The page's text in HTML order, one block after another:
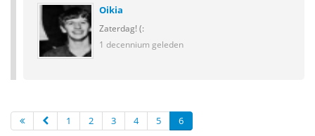
Oikia
Zaterdag! (:
1 decennium geleden
1 2 3 4 5 6